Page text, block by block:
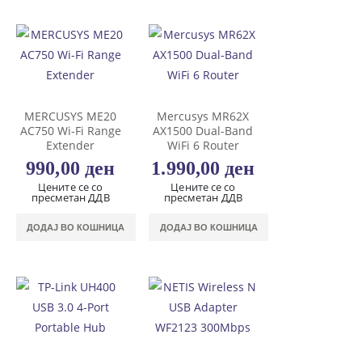
MERCUSYS ME20
AC750 Wi-Fi Range
Extender
990,00 ден
Цените се со
пресметан ДДВ
ДОДАЈ ВО КОШНИЦА
Mercusys MR62X
AX1500 Dual-Band
WiFi 6 Router
1.990,00 ден
Цените се со
пресметан ДДВ
ДОДАЈ ВО КОШНИЦА